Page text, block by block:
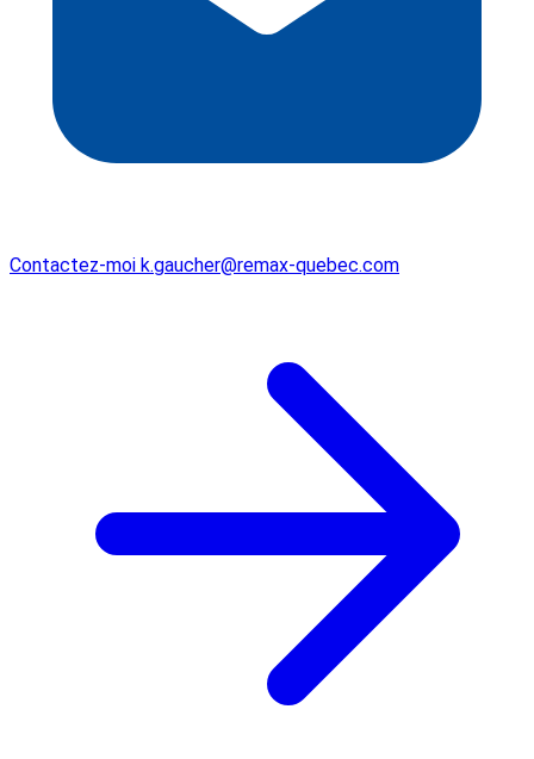
Contactez-moi k.gaucher@remax-quebec.com